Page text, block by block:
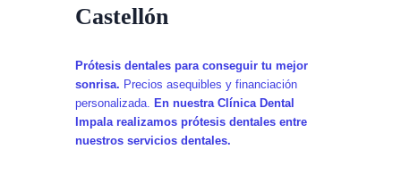
Castellón
Prótesis dentales para conseguir tu mejor
sonrisa. Precios asequibles y financiación
personalizada. En nuestra Clínica Dental
Impala realizamos prótesis dentales entre
nuestros servicios dentales.